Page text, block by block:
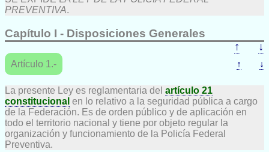
PREVENTIVA.
Capítulo I - Disposiciones Generales
↑
↓
Artículo 1.- ↑ ↓
La presente Ley es reglamentaria del artículo 21
constitucional en lo relativo a la seguridad pública a cargo
de la Federación. Es de orden público y de aplicación en
todo el territorio nacional y tiene por objeto regular la
organización y funcionamiento de la Policía Federal
Preventiva.